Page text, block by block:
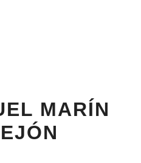
MARÍN